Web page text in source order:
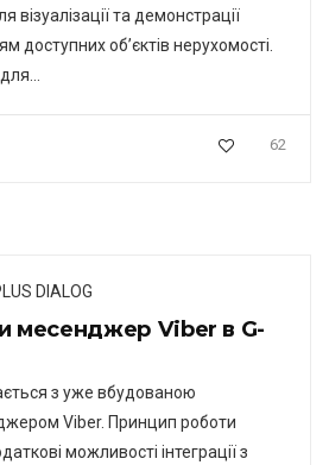
візуалізації та демонстрації
доступних об’єктів нерухомості.
62
DIALOG
месенджер Viber в G-
з уже вбудованою
Viber. Принцип роботи
можливості інтеграції з